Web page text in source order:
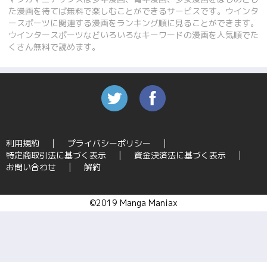
た漫画を待てば無料で楽しむことができるサービスです。ウインタ
ースポーツに関連する漫画をランキング順に見ることができます。
ウインタースポーツなどいろいろなキーワードの漫画を人気順でた
くさん無料で読めます。
利用規約
プライバシーポリシー
特定商取引法に基づく表示
資金決済法に基づく表示
お問い合わせ
解約
©2019 Manga Maniax